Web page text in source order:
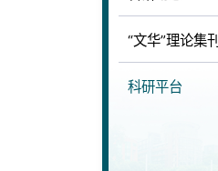
“文华”理论集刊
科研平台